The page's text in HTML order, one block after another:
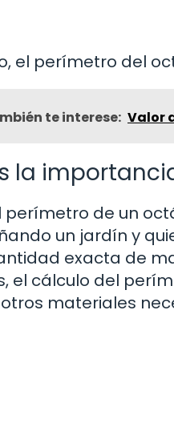
el perímetro del
te interese: Valor
la
perímetro de un
un jardín y
exacta de
el cálculo del
materiales